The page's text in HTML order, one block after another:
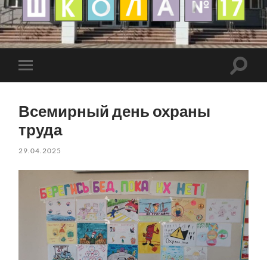
Всемирный день охраны
труда
29.04.2025